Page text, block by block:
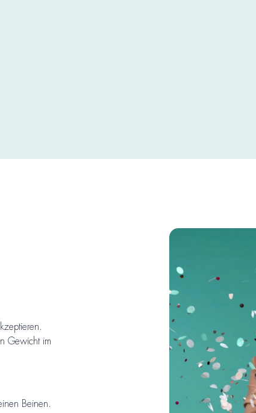
Gewicht im
Beinen.